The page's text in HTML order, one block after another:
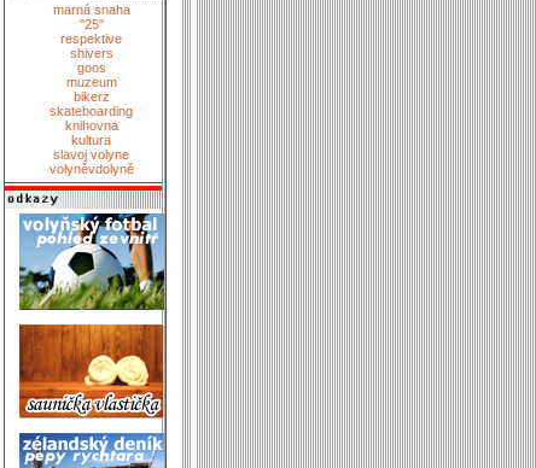
marná snaha
"25"
respektive
shivers
goos
muzeum
bikerz
skateboarding
knihovna
kultura
slavoj volyne
volyněvdolyně